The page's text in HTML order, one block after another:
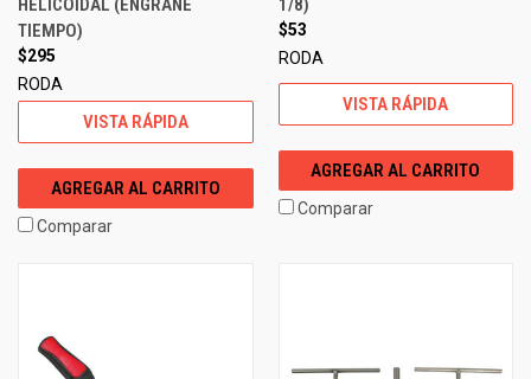
HELICOIDAL (ENGRANE
TIEMPO)
$295
RODA
VISTA RÁPIDA
AGREGAR AL CARRITO
Comparar
1/8)
$53
RODA
VISTA RÁPIDA
AGREGAR AL CARRITO
Comparar